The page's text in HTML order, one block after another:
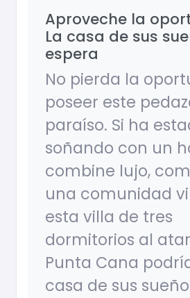
Aproveche la
La casa de sus
espera
No pierda la
poseer este
paraíso. Si ha
soñando con un
combine lujo,
una comunidad
esta villa de tres
dormitorios al
Punta Cana
casa de sus